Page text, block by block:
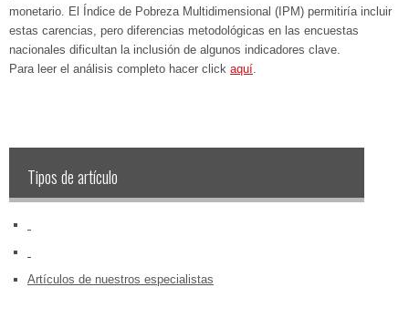
monetario. El Índice de Pobreza Multidimensional (IPM) permitiría incluir
estas carencias, pero diferencias metodológicas en las encuestas
nacionales dificultan la inclusión de algunos indicadores clave.
Para leer el análisis completo hacer click aquí
Tipos de artículo
Artículos de nuestros especialistas